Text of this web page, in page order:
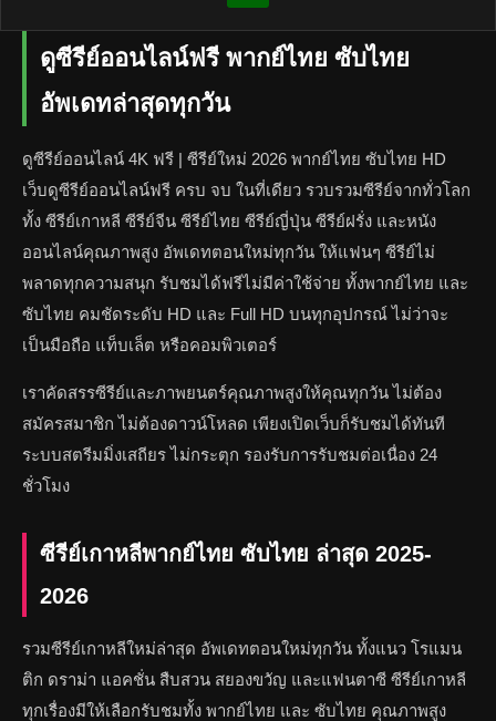
ดูซีรีย์ออนไลน์ฟรี พากย์ไทย ซับไทย
อัพเดทล่าสุดทุกวัน
ดูซีรีย์ออนไลน์ 4K ฟรี | ซีรีย์ใหม่ 2026 พากย์ไทย ซับไทย HD
เว็บดูซีรีย์ออนไลน์ฟรี ครบ จบ ในที่เดียว รวบรวมซีรีย์จากทั่วโลก
ทั้ง ซีรีย์เกาหลี ซีรีย์จีน ซีรีย์ไทย ซีรีย์ญี่ปุ่น ซีรีย์ฝรั่ง และหนัง
ออนไลน์คุณภาพสูง อัพเดทตอนใหม่ทุกวัน ให้แฟนๆ ซีรีย์ไม่
พลาดทุกความสนุก รับชมได้ฟรีไม่มีค่าใช้จ่าย ทั้งพากย์ไทย และ
ซับไทย คมชัดระดับ HD และ Full HD บนทุกอุปกรณ์ ไม่ว่าจะ
เป็นมือถือ แท็บเล็ต หรือคอมพิวเตอร์
เราคัดสรรซีรีย์และภาพยนตร์คุณภาพสูงให้คุณทุกวัน ไม่ต้อง
สมัครสมาชิก ไม่ต้องดาวน์โหลด เพียงเปิดเว็บก็รับชมได้ทันที
ระบบสตรีมมิ่งเสถียร ไม่กระตุก รองรับการรับชมต่อเนื่อง 24
ชั่วโมง
ซีรีย์เกาหลีพากย์ไทย ซับไทย ล่าสุด 2025-
2026
รวมซีรีย์เกาหลีใหม่ล่าสุด อัพเดทตอนใหม่ทุกวัน ทั้งแนว โรแมน
ติก ดราม่า แอคชั่น สืบสวน สยองขวัญ และแฟนตาซี ซีรีย์เกาหลี
ทุกเรื่องมีให้เลือกรับชมทั้ง พากย์ไทย และ ซับไทย คุณภาพสูง